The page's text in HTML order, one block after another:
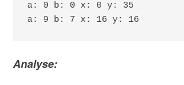
a: 0 b: 0 x: 0 y: 35
a: 9 b: 7 x: 16 y: 16
Analyse: